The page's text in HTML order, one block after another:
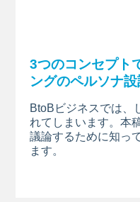
3つのコンセプト
ングのペルソナ
BtoBビジネスでは、
れてしまいます。本
議論するために知っ
ます。